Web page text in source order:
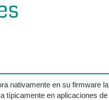
nativamente en su firmware la
típicamente en aplicaciones de